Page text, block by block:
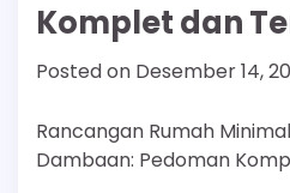
Komplet dan
Posted on Desember 14,
Rancangan Rumah
Dambaan: Pedoman